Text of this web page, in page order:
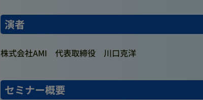
演者
株式会社AMI 代表取締役 川口克洋
セミナー概要